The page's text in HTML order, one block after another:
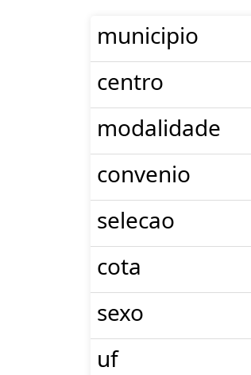
municipio
centro
modalidade
convenio
selecao
cota
sexo
uf